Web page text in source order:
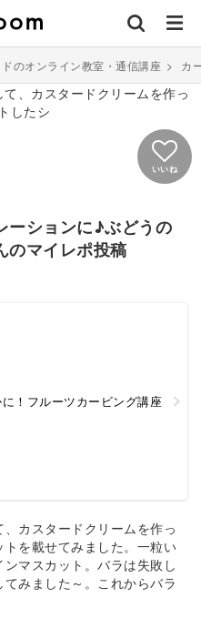
のオンライン教室・通信講座 > カ
いいね
ーションに♪ぶどうの
のマイレポ投稿
！フルーツカービング講座
カスタードクリームを作っ
を載せてみました。一粒い
マスカット。バラは失敗し
みました～。これからバラ